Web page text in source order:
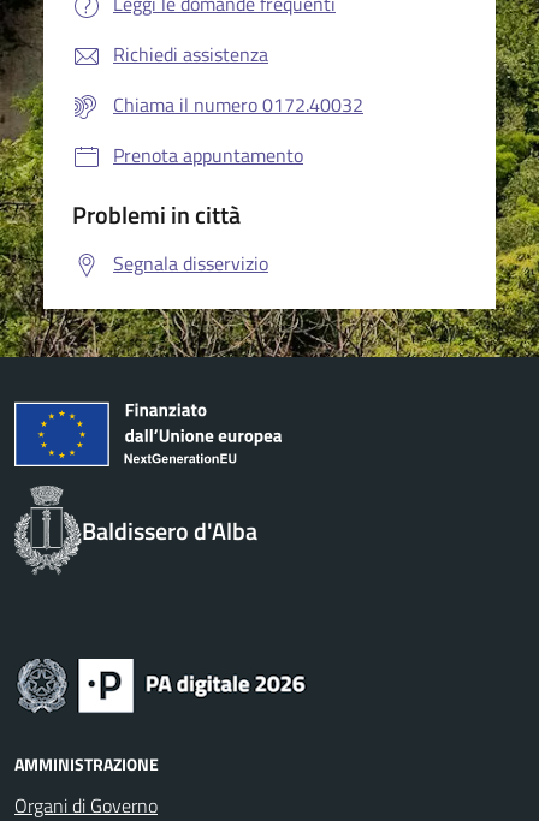
Richiedi assistenza
Chiama il numero 0172.40032
Prenota appuntamento
Problemi in città
Segnala disservizio
Baldissero d'Alba
AMMINISTRAZIONE
Organi di Governo